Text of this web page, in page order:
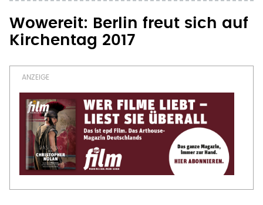
Wowereit: Berlin freut sich auf
Kirchentag 2017